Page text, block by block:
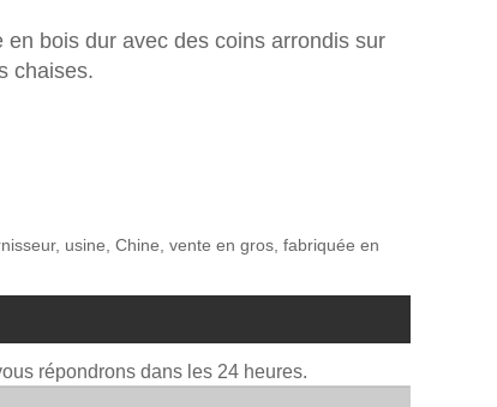
bois dur avec des coins arrondis sur
chaises.
usine, Chine, vente en gros, fabriquée en
répondrons dans les 24 heures.